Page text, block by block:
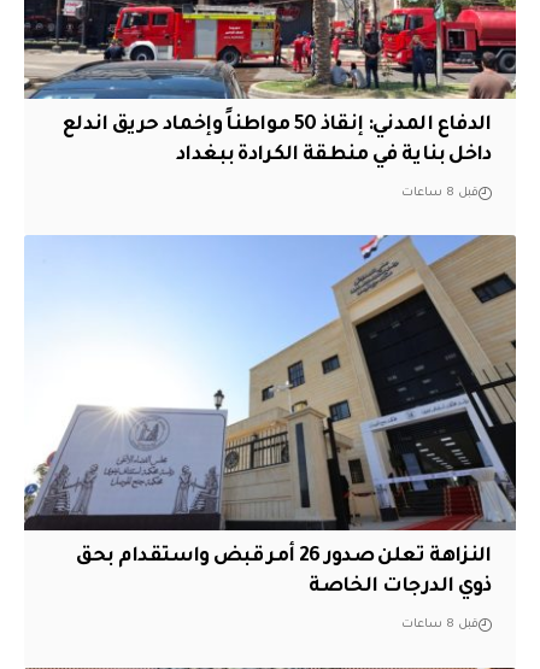
الدفاع المدني: إنقاذ 50 مواطناً وإخماد حريق اندلع
داخل بناية في منطقة الكرادة ببغداد
قبل 8 ساعات
النزاهة تعلن صدور 26 أمر قبض واستقدام بحق
ذوي الدرجات الخاصة
قبل 8 ساعات